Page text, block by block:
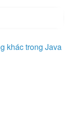
khác trong Java